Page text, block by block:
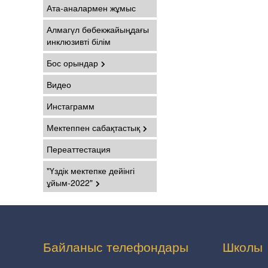
Ата-аналармен жұмыс
Алмагүл бөбекжайыңдағы
инклюзивті білім
Бос орындар
Видео
Инстаграмм
Мектеппен сабақтастық
Переаттестация
"Үздік мектепке дейінгі
ұйым-2022"
Байланыс телефондары Школы